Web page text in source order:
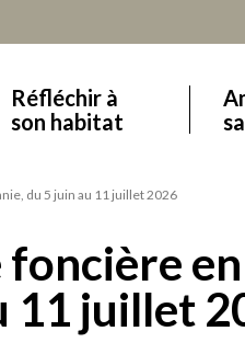
Réfléchir à
son habitat
du 5 juin au 11 juillet 2026
foncière en
11 juillet